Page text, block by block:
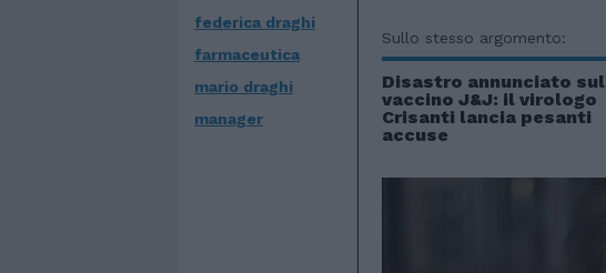
federica draghi
farmaceutica
mario draghi
manager
Sullo stesso argomento:
Disastro annunciato sul
vaccino J&J: il virologo
Crisanti lancia pesanti
accuse